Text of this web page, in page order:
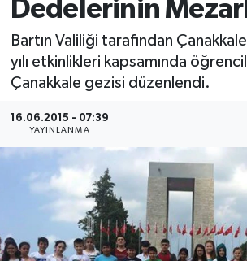
Dedelerinin
Bartın Valiliği tarafından
yılı etkinlikleri kapsamında
Çanakkale gezisi düzenlendi.
16.06.2015 - 07:39
YAYINLANMA
Sağlık
Sinema
Sivil Toplum
Siyaset
Spor